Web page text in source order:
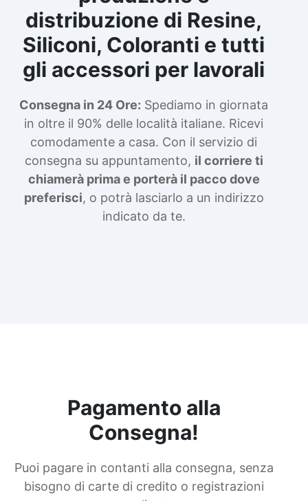
distribuzione di Resine,
Siliconi, Coloranti e tutti
gli accessori per lavorali
Consegna in 24 Ore: Spediamo in giornata
in oltre il 90% delle località italiane. Ricevi
comodamente a casa. Con il servizio di
consegna su appuntamento, il corriere ti
chiamerà prima e porterà il pacco dove
preferisci, o potrà lasciarlo a un indirizzo
indicato da te.
Pagamento alla
Consegna!
Puoi pagare in contanti alla consegna, senza
bisogno di carte di credito o registrazioni